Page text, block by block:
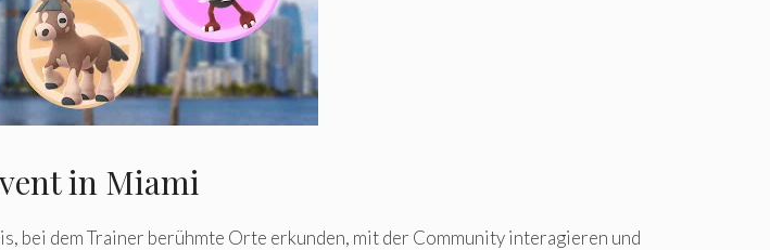
in Miami
bei dem Trainer berühmte Orte erkunden, mit der Community interagieren und